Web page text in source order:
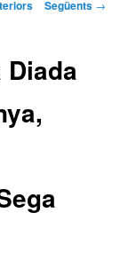
Següents →
Diada